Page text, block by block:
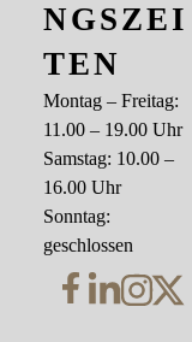
NGSZEI
TEN
Montag – Freitag:
11.00 – 19.00 Uhr
Samstag: 10.00 –
16.00 Uhr
Sonntag:
geschlossen